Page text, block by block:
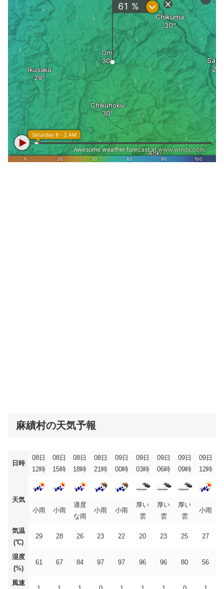
麻績村の天気予報
日時
08日
12時
08日
15時
08日
18時
08日
21時
09日
00時
09日
03時
09日
06時
09日
09時
09日
12時
天気
小雨
小雨
適度
な雨
小雨 小雨
厚い
雲
厚い
雲
厚い
雲
小雨
気温
(℃)
29 28 26 23 22 20 23 25 27
湿度
(%)
61 67 84 97 97 96 96 80 56
風速